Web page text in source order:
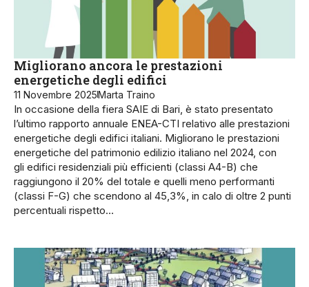
Migliorano ancora le prestazioni
energetiche degli edifici
11 Novembre 2025Marta Traino
In occasione della fiera SAIE di Bari, è stato presentato
l’ultimo rapporto annuale ENEA-CTI relativo alle prestazioni
energetiche degli edifici italiani. Migliorano le prestazioni
energetiche del patrimonio edilizio italiano nel 2024, con
gli edifici residenziali più efficienti (classi A4-B) che
raggiungono il 20% del totale e quelli meno performanti
(classi F-G) che scendono al 45,3%, in calo di oltre 2 punti
percentuali rispetto…